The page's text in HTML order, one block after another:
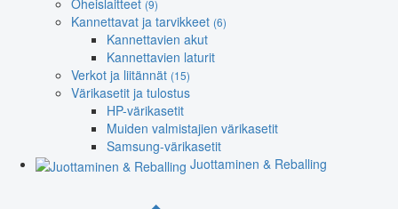
Oheislaitteet (9)
Kannettavat ja tarvikkeet (6)
Kannettavien akut
Kannettavien laturit
Verkot ja liitännät (15)
Värikasetit ja tulostus
HP-värikasetit
Muiden valmistajien värikasetit
Samsung-värikasetit
Juottaminen & Reballing